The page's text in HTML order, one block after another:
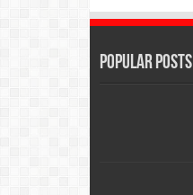
Popular Posts